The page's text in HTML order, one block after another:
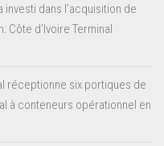
investi dans l’acquisition de
Côte d’Ivoire Terminal
réceptionne six portiques de
à conteneurs opérationnel en